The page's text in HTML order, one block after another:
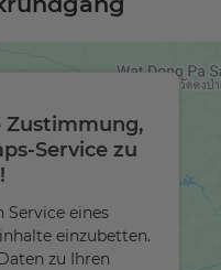
Service zu
Service eines
einzubetten.
zu Ihren